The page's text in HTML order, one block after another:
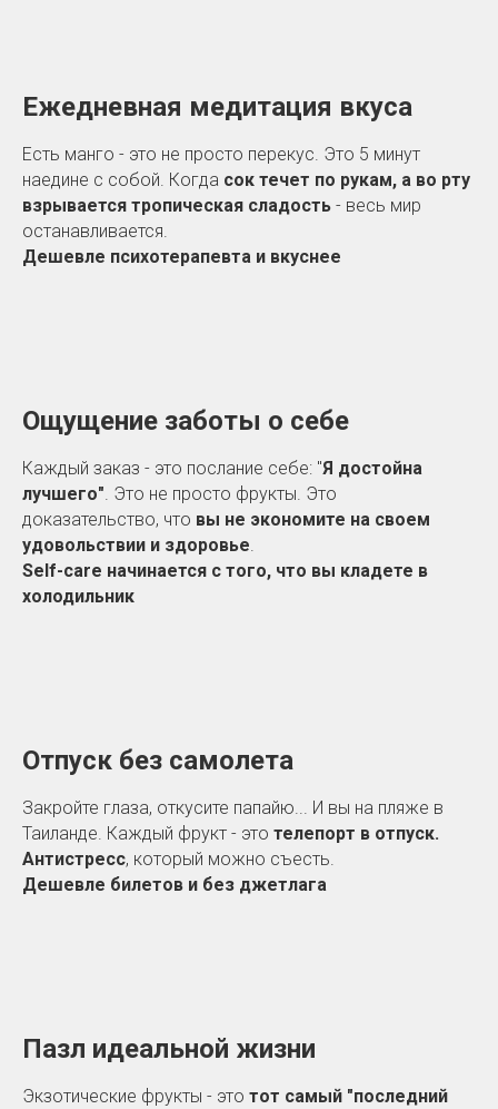
Ежедневная медитация вкуса
Есть манго - это не просто перекус. Это 5 минут
наедине с собой. Когда сок течет по рукам, а во рту
взрывается тропическая сладость - весь мир
останавливается.
Дешевле психотерапевта и вкуснее
Ощущение заботы о себе
Каждый заказ - это послание себе: "Я достойна
лучшего". Это не просто фрукты. Это
доказательство, что вы не экономите на своем
удовольствии и здоровье.
Self-care начинается с того, что вы кладете в
холодильник
Отпуск без самолета
Закройте глаза, откусите папайю... И вы на пляже в
Таиланде. Каждый фрукт - это телепорт в отпуск.
Антистресс, который можно съесть.
Дешевле билетов и без джетлага
Пазл идеальной жизни
Экзотические фрукты - это тот самый "последний